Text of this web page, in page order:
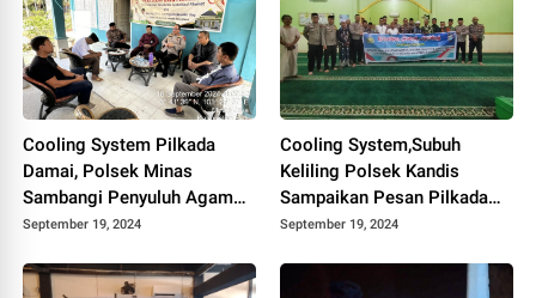
Cooling System Pilkada
Damai, Polsek Minas
Sambangi Penyuluh Agama
KUA Minas
September 19, 2024
Cooling System,Subuh
Keliling Polsek Kandis
Sampaikan Pesan Pilkada
Damai Kepada Masyarakat
September 19, 2024